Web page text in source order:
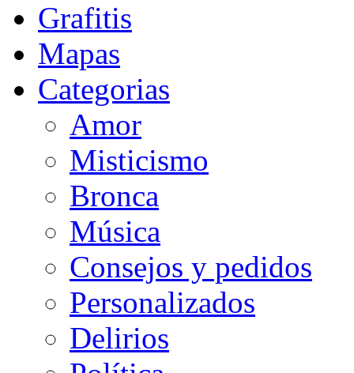
Grafitis
Mapas
Categorias
Amor
Misticismo
Bronca
Música
Consejos y pedidos
Personalizados
Delirios